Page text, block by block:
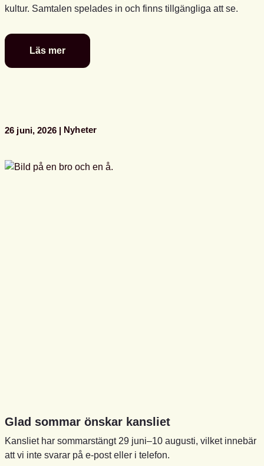
kultur. Samtalen spelades in och finns tillgängliga att se.
Läs mer
Se
Svensk
Almedalen
26 juni, 2026 Nyheter
Glad sommar önskar kansliet
Kansliet har sommarstängt 29 juni–10 augusti, vilket innebär
att vi inte svarar på e-post eller i telefon.